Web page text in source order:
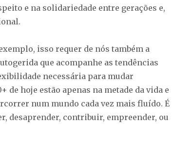
e na solidariedade entre gerações e,
isso requer de nós também a
que acompanhe as tendências
necessária para mudar
de hoje estão apenas na metade da vida e
num mundo cada vez mais fluído. É
desaprender, contribuir, empreender, ou